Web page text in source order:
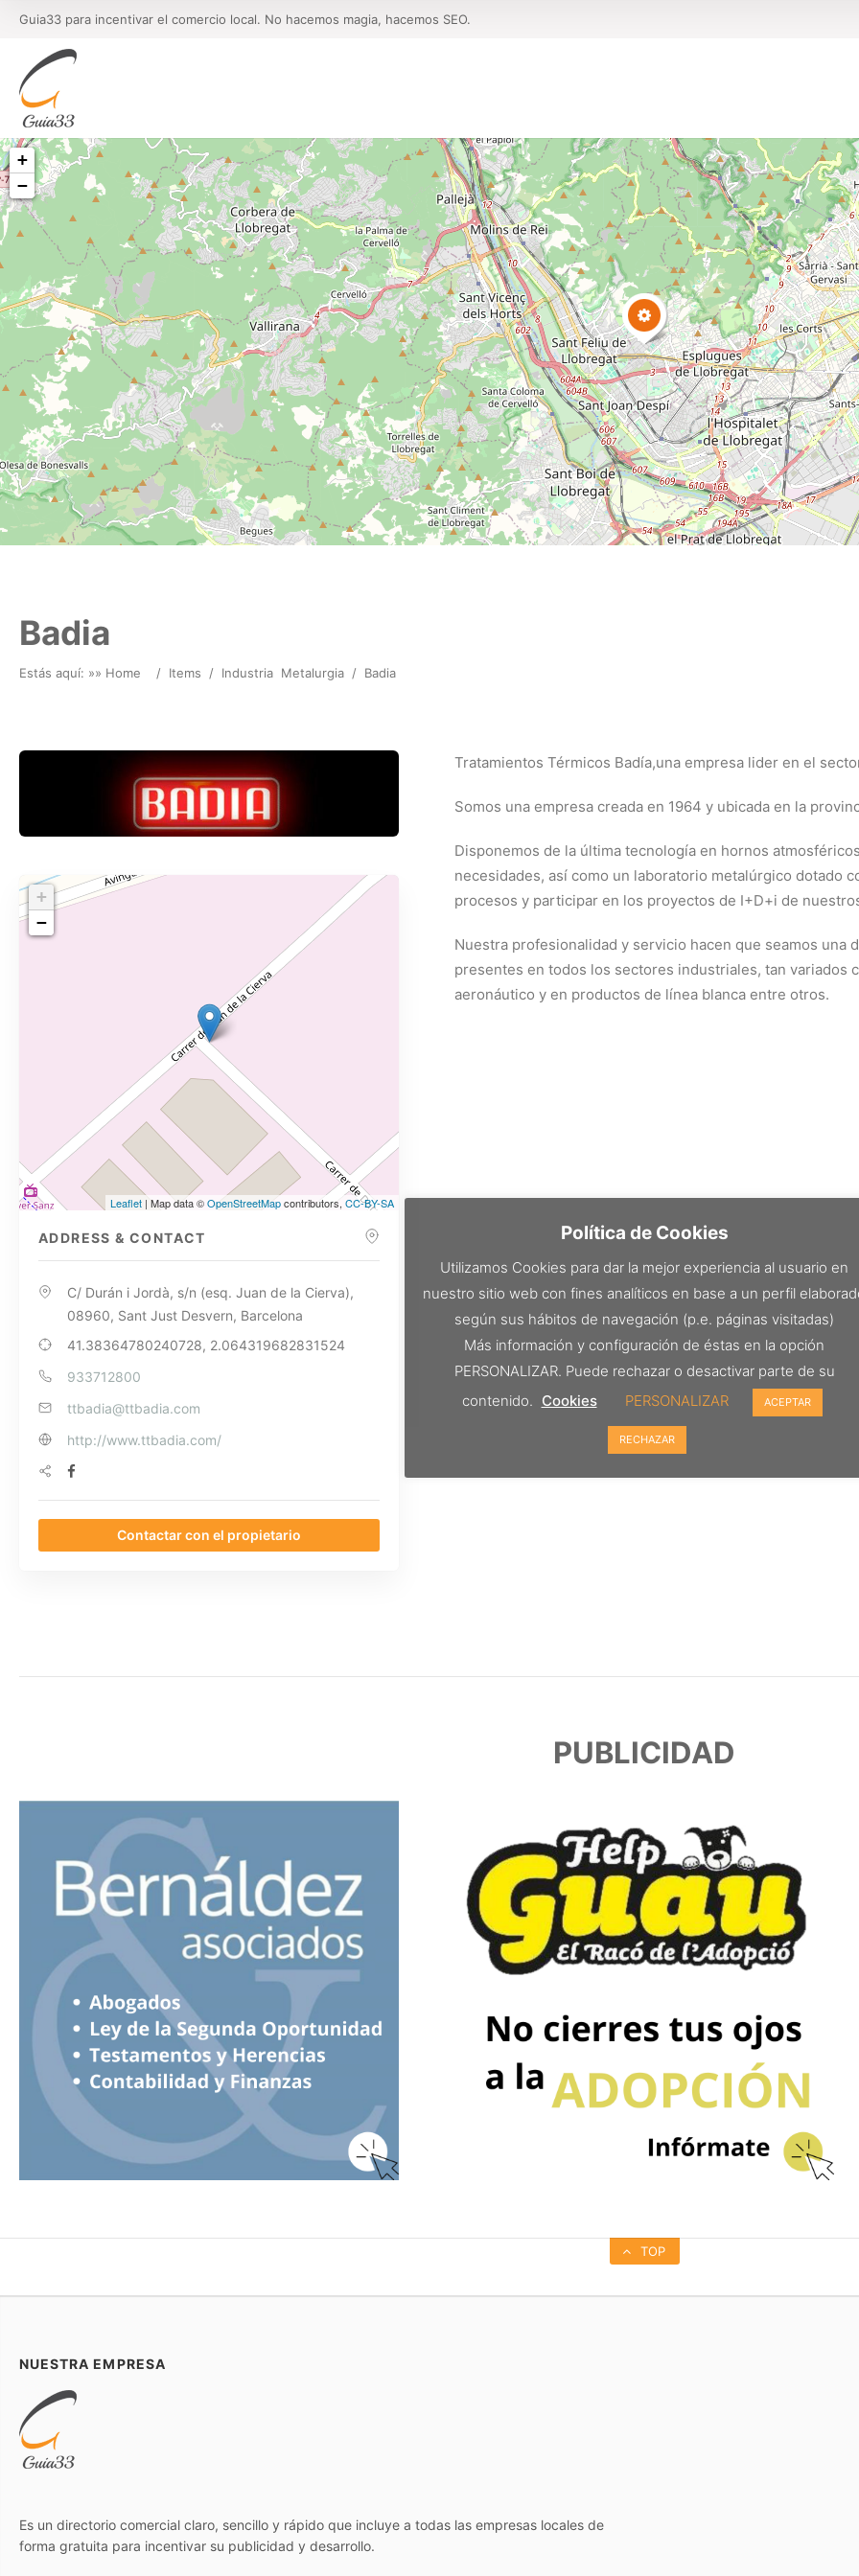
Guia33 para incentivar el comercio local. No hacemos magia, hacemos SEO.
+
−
Badia
Estás aquí: »» Home / Items / Industria Metalurgia / Badia
+
−
Leaflet | Map data ©OpenStreetMapcontributors,CC-BY-SA
ADDRESS & CONTACT
C/ Durán i Jordà, s/n (esq. Juan de la Cierva),
08960, Sant Just Desvern, Barcelona
41.38364780240728, 2.064319682831524
933712800
ttbadia@ttbadia.com
http://www.ttbadia.com/
Contactar con el propietario
Tratamientos Térmicos Badía,una empresa lider en el
Somos una empresa creada en 1964 y ubicada en la
Disponemos de la última tecnología en hornos
necesidades, así como un laboratorio metalúrgico dotado
procesos y participar en los proyectos de I+D+i de
Nuestra profesionalidad y servicio hacen que seamos
presentes en todos los sectores industriales, tan variados
aeronáutico y en productos de línea blanca entre otros.
PUBLICIDAD
TOP
NUESTRA EMPRESA
Es un directorio comercial claro, sencillo y rápido que incluye a todas las empresas locales de
forma gratuita para incentivar su publicidad y desarrollo.
Política de Cookies
Utilizamos Cookies para dar la mejor experiencia al usuario en
nuestro sitio web con fines analíticos en base a un perfil
según sus hábitos de navegación (p.e. páginas visitadas)
Más información y configuración de éstas en la opción
PERSONALIZAR. Puede rechazar o desactivar parte de su
contenido. Cookies PERSONALIZAR ACEPTAR
RECHAZAR